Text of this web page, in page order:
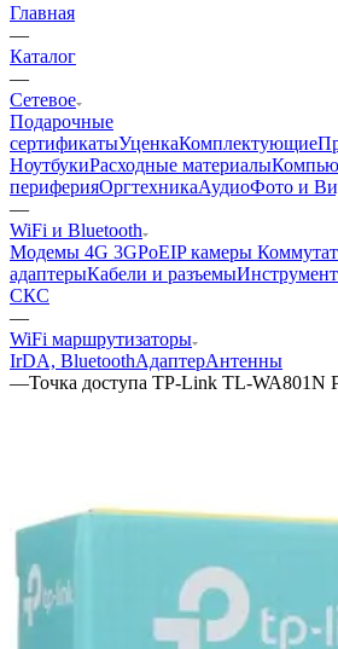
Главная
—
Каталог
—
Сетевое
Подарочные
сертификатыУценкаКомплектующие
НоутбукиРасходные материалы
периферияОргтехникаАудиоФото и
—
WiFi и Bluetooth
Модемы 4G 3GPoEIP камеры
адаптерыКабели и разъемы
СКС
—
WiFi маршрутизаторы
IrDA, BluetoothАдаптерАнтенны
—Точка доступа TP-Link TL-WA801N